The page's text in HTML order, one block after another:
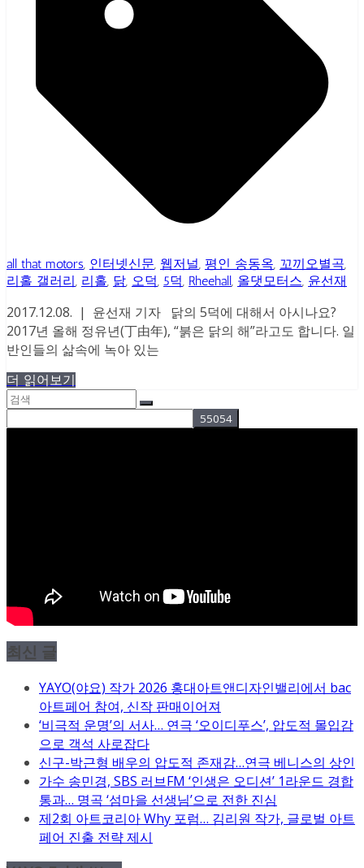
all that motors, 인터넷신문, 웹저널, 평인 송동옥, 꼬끼오별곡,
리홀 갤러리, 리홀, 닭, 오덕, 5덕, Rheehall, 올댓모터스, 윤선재
2017.12.08. | 윤선재 기자 닭의 5덕에 대해서 아시나요?
2017년 올해 정유년(丁由年), “붉은 닭의 해”라고도 합니다. 일
반인들의 삶속에 녹아 있는
더 읽어보기
최신 글
YAYO(야요) 작가 2026 홍대아트앤디자인밸리에서 bac
아트페어 참여, 신작 판매이어져
‘비극적 운명’의 서사… 연극 ‘오이디푸스’, 압도적 몰입감
으로 객석 사로잡다
신구-박근형 배우의 압도적 존재감…연극 베니스의 상인
가수 송민경, SBS 러브FM ‘인생은 오디션’ 1라운드 경합
통과… 명곡 ‘섬마을 선생님’으로 전한 진심
제2회 아트코리아 Why 포럼… 김리원 작가, 글로벌 아트
페어 진출 전략 제시